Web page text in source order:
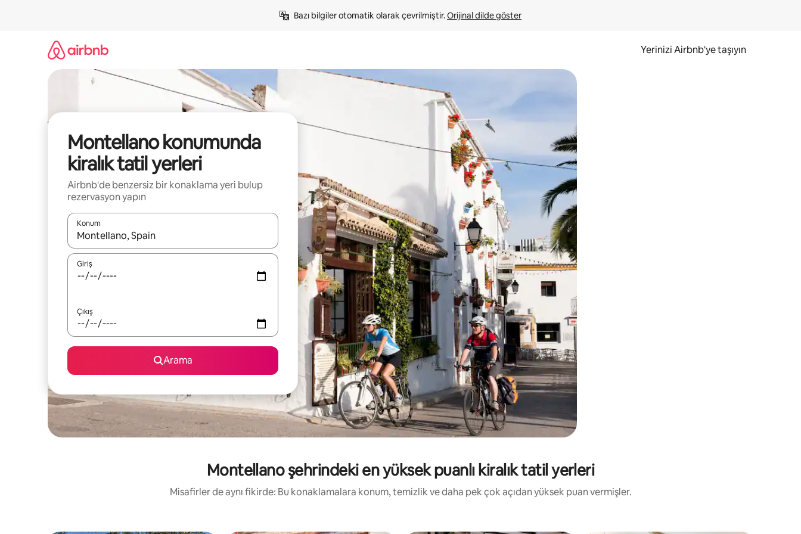
Bazı bilgiler otomatik olarak çevrilmiştir. Orijinal dilde göster
Yerinizi Airbnb'ye taşıyın
Montellano konumunda
kiralık tatil yerleri
Airbnb'de benzersiz bir konaklama yeri bulup
rezervasyon yapın
Konum
Sonuçlar kullanılabilir olduğunda yukarı ve aşağı oklarıyla gezinin veya dokunarak ya da kaydırma hareketleriyle keşfedin.
Giriş
Çıkış
Arama
Montellano şehrindeki en yüksek puanlı kiralık tatil yerleri
Misafirler de aynı fikirde: Bu konaklamalara konum, temizlik ve daha pek çok açıdan yüksek puan vermişler.